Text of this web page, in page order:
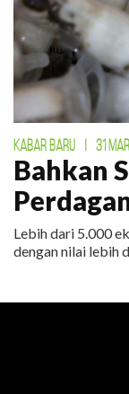
KABAR BARU 31
Bahkan
Lebih dari 5.000
dengan nilai lebih